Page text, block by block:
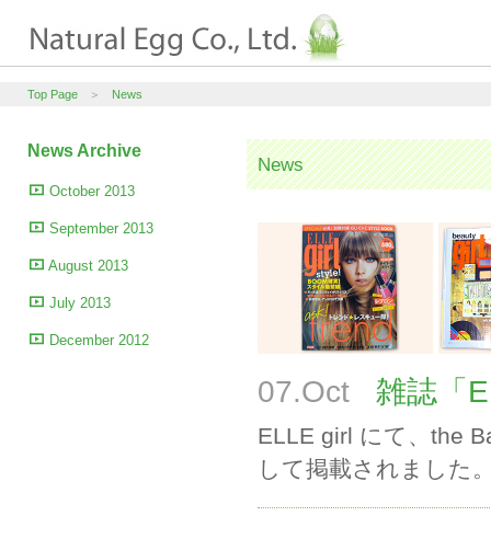
Top Page ＞ News
News Archive
October 2013
September 2013
August 2013
July 2013
December 2012
News
07.Oct 雑誌「
ELLE girl にて、the
して掲載されました